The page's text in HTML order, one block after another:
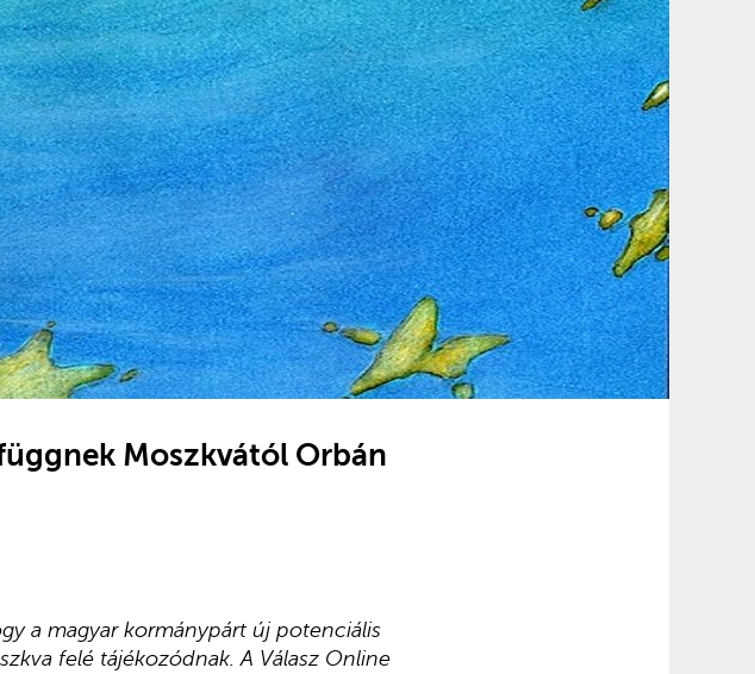
Moszkvától Orbán
a magyar kormánypárt új potenciális
felé tájékozódnak. A Válasz Online